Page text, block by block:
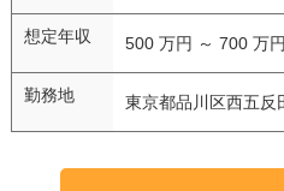
想定年収 500 万円 ～ 700 万円
勤務地 東京都品川区西五反